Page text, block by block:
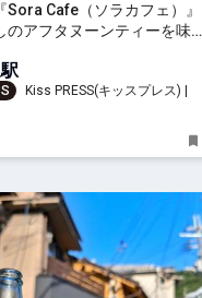
Sora Cafe（ソラカフェ）』
のアフタヌーンティーを味わ
Kiss PRESS(キッスプレス) | 街